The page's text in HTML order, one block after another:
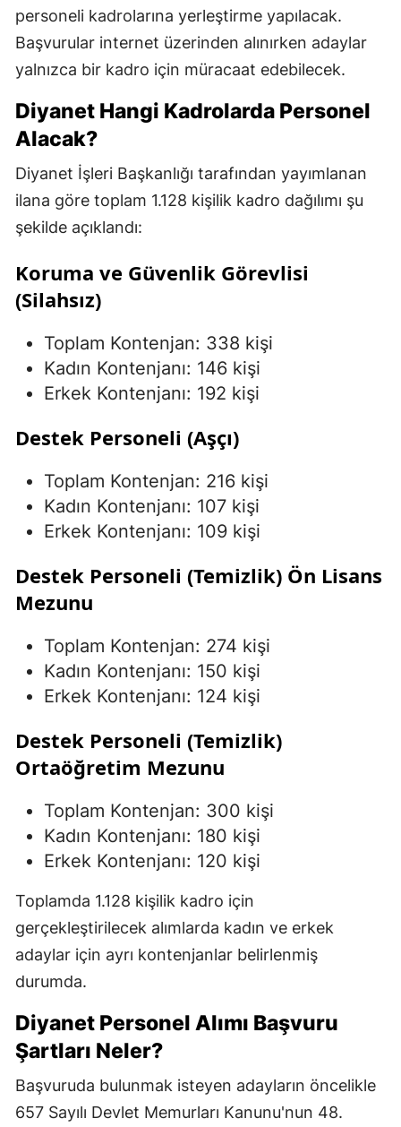
personeli kadrolarına yerleştirme yapılacak.
Başvurular internet üzerinden alınırken adaylar
yalnızca bir kadro için müracaat edebilecek.
Diyanet Hangi Kadrolarda Personel
Alacak?
Diyanet İşleri Başkanlığı tarafından yayımlanan
ilana göre toplam 1.128 kişilik kadro dağılımı şu
şekilde açıklandı:
Koruma ve Güvenlik Görevlisi
(Silahsız)
Toplam Kontenjan: 338 kişi
Kadın Kontenjanı: 146 kişi
Erkek Kontenjanı: 192 kişi
Destek Personeli (Aşçı)
Toplam Kontenjan: 216 kişi
Kadın Kontenjanı: 107 kişi
Erkek Kontenjanı: 109 kişi
Destek Personeli (Temizlik) Ön Lisans
Mezunu
Toplam Kontenjan: 274 kişi
Kadın Kontenjanı: 150 kişi
Erkek Kontenjanı: 124 kişi
Destek Personeli (Temizlik)
Ortaöğretim Mezunu
Toplam Kontenjan: 300 kişi
Kadın Kontenjanı: 180 kişi
Erkek Kontenjanı: 120 kişi
Toplamda 1.128 kişilik kadro için
gerçekleştirilecek alımlarda kadın ve erkek
adaylar için ayrı kontenjanlar belirlenmiş
durumda.
Diyanet Personel Alımı Başvuru
Şartları Neler?
Başvuruda bulunmak isteyen adayların öncelikle
657 Sayılı Devlet Memurları Kanunu'nun 48.